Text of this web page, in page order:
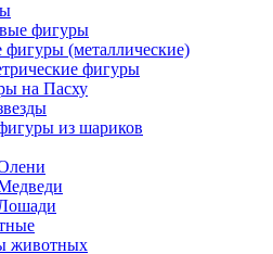
фигуры
(металлические)
фигуры
на Пасху
из шариков
животных